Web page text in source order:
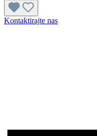
Kontaktirajte nas